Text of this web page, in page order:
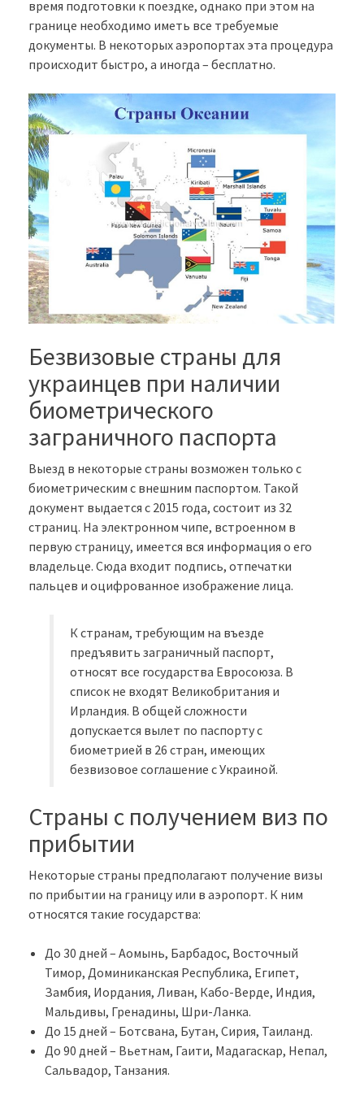
время подготовки к поездке, однако при этом на
границе необходимо иметь все требуемые
документы. В некоторых аэропортах эта процедура
происходит быстро, а иногда – бесплатно.
Безвизовые страны для
украинцев при наличии
биометрического
заграничного паспорта
Выезд в некоторые страны возможен только с
биометрическим с внешним паспортом. Такой
документ выдается с 2015 года, состоит из 32
страниц. На электронном чипе, встроенном в
первую страницу, имеется вся информация о его
владельце. Сюда входит подпись, отпечатки
пальцев и оцифрованное изображение лица.
К странам, требующим на въезде
предъявить заграничный паспорт,
относят все государства Евросоюза. В
список не входят Великобритания и
Ирландия. В общей сложности
допускается вылет по паспорту с
биометрией в 26 стран, имеющих
безвизовое соглашение с Украиной.
Страны с получением виз по
прибытии
Некоторые страны предполагают получение визы
по прибытии на границу или в аэропорт. К ним
относятся такие государства:
До 30 дней – Аомынь, Барбадос, Восточный
Тимор, Доминиканская Республика, Египет,
Замбия, Иордания, Ливан, Кабо-Верде, Индия,
Мальдивы, Гренадины, Шри-Ланка.
До 15 дней – Ботсвана, Бутан, Сирия, Таиланд.
До 90 дней – Вьетнам, Гаити, Мадагаскар, Непал,
Сальвадор, Танзания.